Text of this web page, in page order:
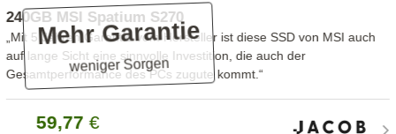
Mehr Garantie
weniger Sorgen
240GB MSI Spatium S270
„Mit 5 Jahren Garantie vom Hersteller ist diese SSD von MSI auch
auf lange Sicht eine sinnvolle Investition, die auch der
Gesamtperformance des PCs zugute kommt.“
59,77 €